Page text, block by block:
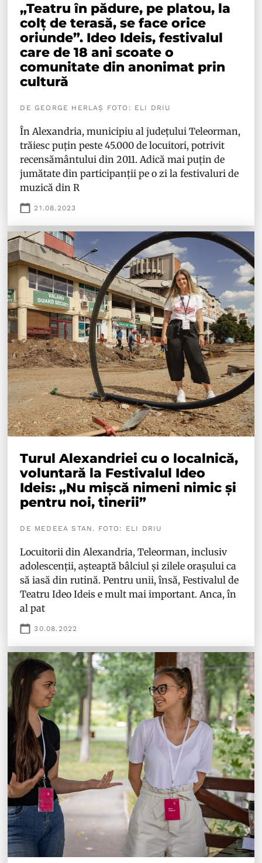
„Teatru în pădure, pe platou, la
colț de terasă, se face orice
oriunde”. Ideo Ideis, festivalul
care de 18 ani scoate o
comunitate din anonimat prin
cultură
DE GEORGE HERLAȘ FOTO: ELI DRIU
În Alexandria, municipiu al județului Teleorman,
trăiesc puțin peste 45.000 de locuitori, potrivit
recensământului din 2011. Adică mai puțin de
jumătate din participanții pe o zi la festivaluri de
muzică din R
21.08.2023
Turul Alexandriei cu o localnică,
voluntară la Festivalul Ideo
Ideis: „Nu mișcă nimeni nimic și
pentru noi, tinerii”
DE MEDEEA STAN. FOTO: ELI DRIU
Locuitorii din Alexandria, Teleorman, inclusiv
adolescenții, așteaptă bâlciul și zilele orașului ca
să iasă din rutină. Pentru unii, însă, Festivalul de
Teatru Ideo Ideis e mult mai important. Anca, în
al pat
30.08.2022